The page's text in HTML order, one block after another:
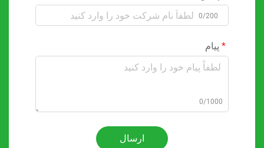
0/200
پیام
0/1000
ارسال